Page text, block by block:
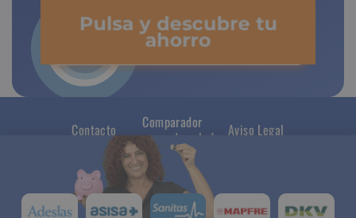
Pulsa y descubre tu
ahorro
Contacto
Comparador
seguros de salud
Aviso Legal